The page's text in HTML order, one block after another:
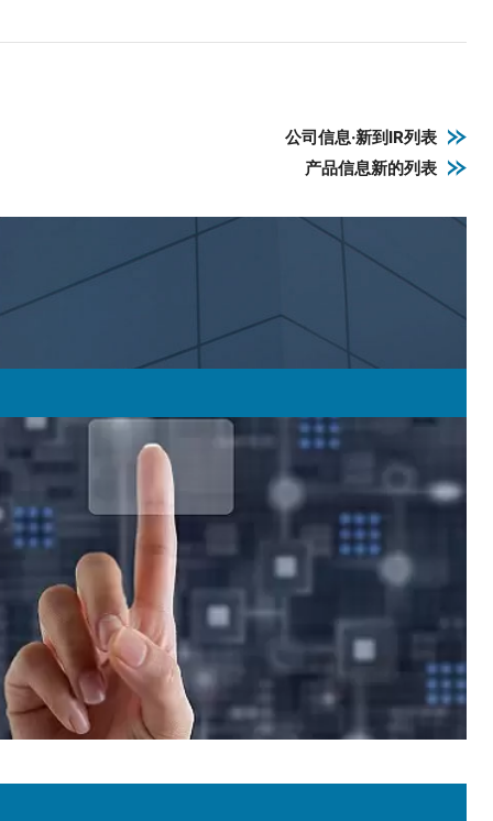
公司信息·新到IR列表
产品信息新的列表